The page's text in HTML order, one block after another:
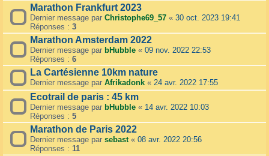
Marathon Frankfurt 2023
Dernier message par Christophe69_57 « 30 oct. 2023 19:41
Réponses : 3
Marathon Amsterdam 2022
Dernier message par bHubble « 09 nov. 2022 22:53
Réponses : 6
La Cartésienne 10km nature
Dernier message par Afrikadonk « 24 avr. 2022 17:55
Ecotrail de paris : 45 km
Dernier message par bHubble « 14 avr. 2022 10:03
Réponses : 5
Marathon de Paris 2022
Dernier message par sebast« 08 avr. 2022 20:56
Réponses : 11